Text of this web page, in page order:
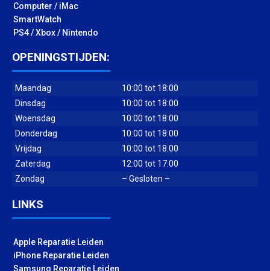
Computer / iMac
SmartWatch
PS4 / Xbox / Nintendo
OPENINGSTIJDEN:
Maandag
10:00 tot 18:00
Dinsdag
10:00 tot 18:00
Woensdag
10:00 tot 18:00
Donderdag
10:00 tot 18:00
Vrijdag
10:00 tot 18:00
Zaterdag
12:00 tot 17:00
Zondag
– Gesloten –
LINKS
Apple Reparatie Leiden
iPhone Reparatie Leiden
Samsung Reparatie Leiden